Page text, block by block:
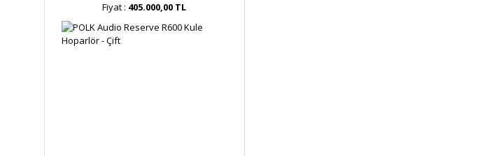
Fiyat : 405.000,00 TL